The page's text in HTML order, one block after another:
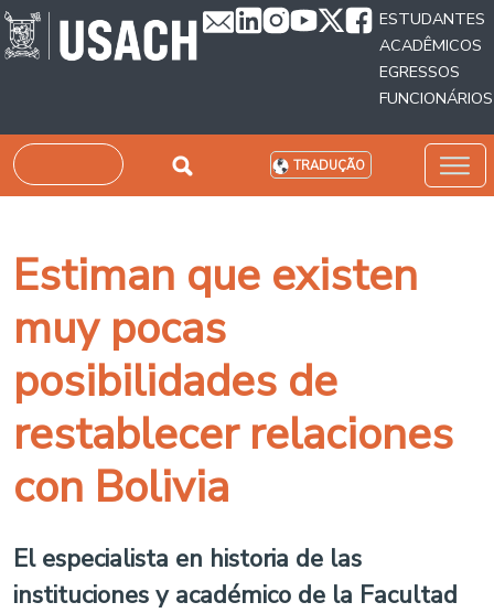
Passar para o conteúdo principal
ESTUDANTES
ACADÊMICOS
EGRESSOS
FUNCIONÁRIOS
Pesquisar TRADUÇÃO
Estiman que existen
muy pocas
posibilidades de
restablecer relaciones
con Bolivia
El especialista en historia de las
instituciones y académico de la Facultad